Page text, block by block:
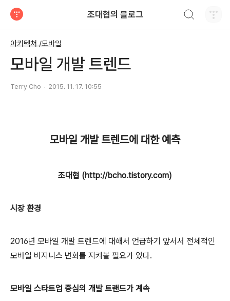
조대협의 블로그
아키텍쳐 /모바일
모바일 개발 트렌드
Terry Cho 2015. 11. 17. 10:55
모바일 개발 트렌드에 대한 예측
조대협 (http://bcho.tistory.com)
시장 환경
2016년 모바일 개발 트렌드에 대해서 언급하기 앞서서 전체적인
모바일 비지니스 변화를 지켜볼 필요가 있다.
모바일 스타트업 중심의 개발 트랜드가 계속